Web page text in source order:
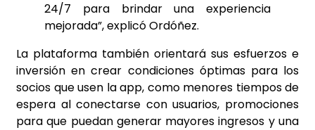
24/7 para brindar una experiencia
mejorada”, explicó Ordóñez.
La plataforma también orientará sus esfuerzos e
inversión en crear condiciones óptimas para los
socios que usen la app, como menores tiempos de
espera al conectarse con usuarios, promociones
para que puedan generar mayores ingresos y una